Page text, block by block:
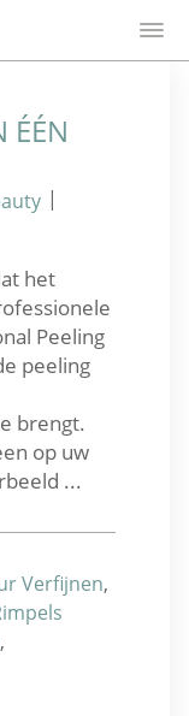
ÉÉN
|
het
Peeling
peeling
brengt.
op uw
...
Verfijnen,
,